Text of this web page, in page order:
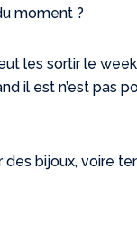
moment ?
les sortir le
il est n’est pas
bijoux, voire